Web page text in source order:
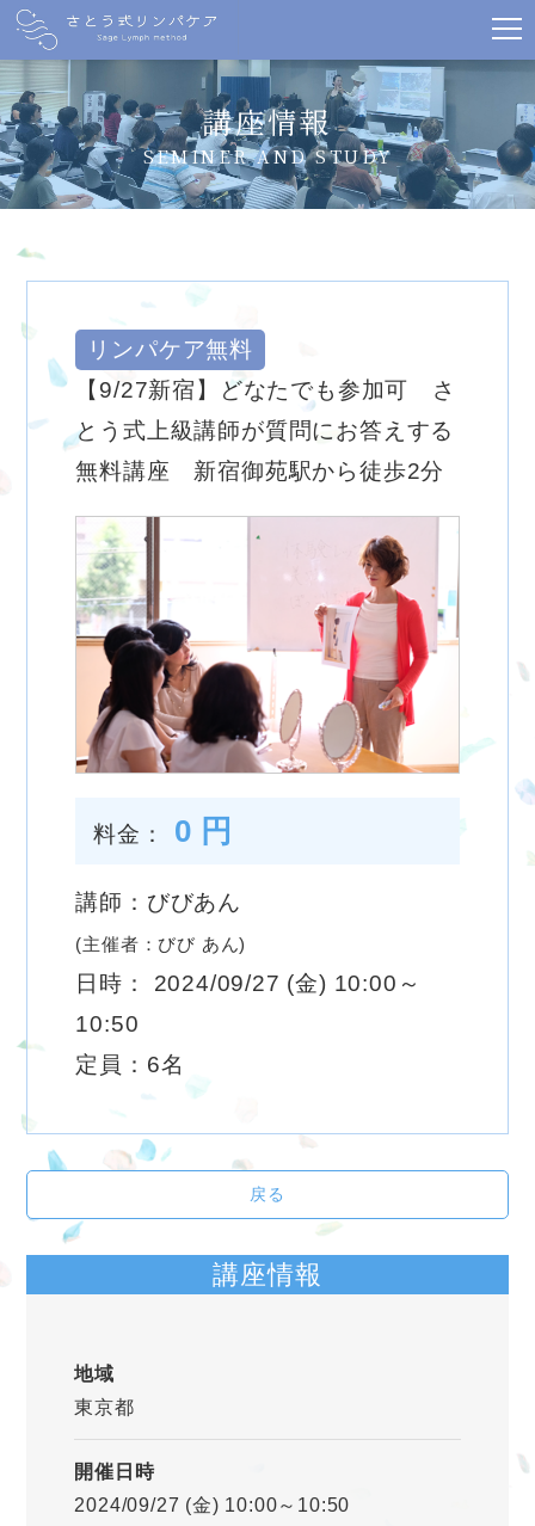
講座情報
SEMINER AND STUDY
リンパケア無料
【9/27新宿】どなたでも参加可 さ
とう式上級講師が質問にお答えする
無料講座 新宿御苑駅から徒歩2分
料金： 0 円
講師：びびあん
(主催者：びび あん)
日時： 2024/09/27 (金) 10:00～
10:50
定員：6名
戻る
講座情報
地域
東京都
開催日時
2024/09/27 (金) 10:00～10:50